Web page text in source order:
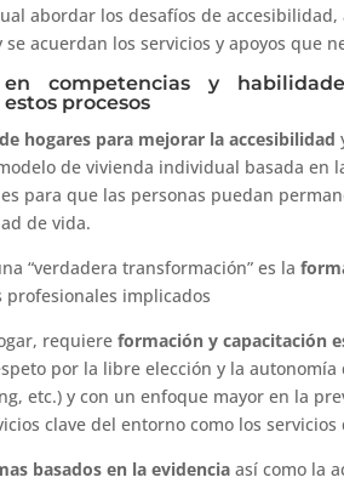
abordar los desafíos de
acuerdan los servicios y apoyos que
competencias y
procesos
hogares para mejorar la accesibilidad
de vivienda individual basada en
para que las personas puedan
de vida.
“verdadera transformación” es la
profesionales implicados
requiere formación y capacitación
por la libre elección y la autonomía
etc.) y con un enfoque mayor en la
clave del entorno como los servicios
basados en la evidenciaasí como la